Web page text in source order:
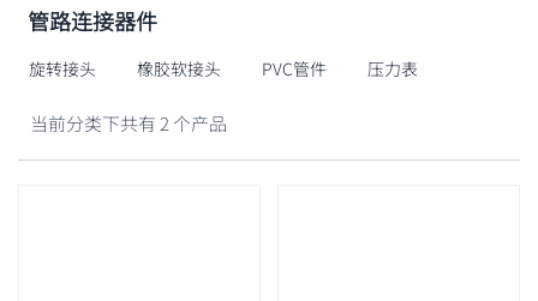
管路连接器件
旋转接头 橡胶软接头 PVC管件 压力表
当前分类下共有 2 个产品